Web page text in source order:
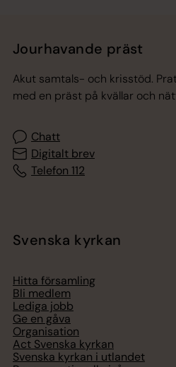
Jourhavande präst
Akut samtals- och krisstöd.
med en präst på kvällar och
Chatt
Digitalt brev
Telefon 112
Svenska kyrkan
Hitta församling
Bli medlem
Lediga jobb
Ge en gåva
Organisation
Act Svenska kyrkan
Svenska kyrkan i utlandet